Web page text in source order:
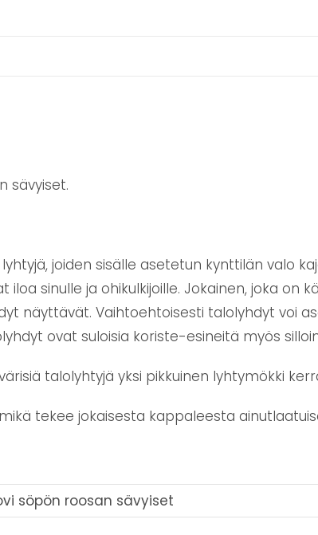
sävyiset.
joiden sisälle asetetun kynttilän valo
sinulle ja ohikulkijoille. Jokainen, joka on
näyttävät. Vaihtoehtoisesti talolyhdyt voi
ovat suloisia koriste-esineitä myös
talolyhtyjä yksi pikkuinen lyhtymökki
tekee jokaisesta kappaleesta
söpön roosan sävyiset